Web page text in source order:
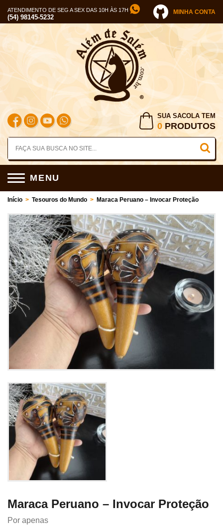
ATENDIMENTO DE SEG A SEX DAS 10H ÀS 17H
(54) 98145-5232
MINHA CONTA
SUA SACOLA TEM
0 PRODUTOS
MENU
Início > Tesouros do Mundo > Maraca Peruano – Invocar Proteção
Maraca Peruano – Invocar Proteção
Por apenas